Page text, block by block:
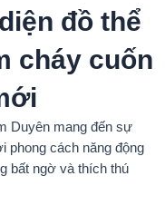
đồ thể
cháy cuốn
Duyên mang đến sự
phong cách năng động
bất ngờ và thích thú